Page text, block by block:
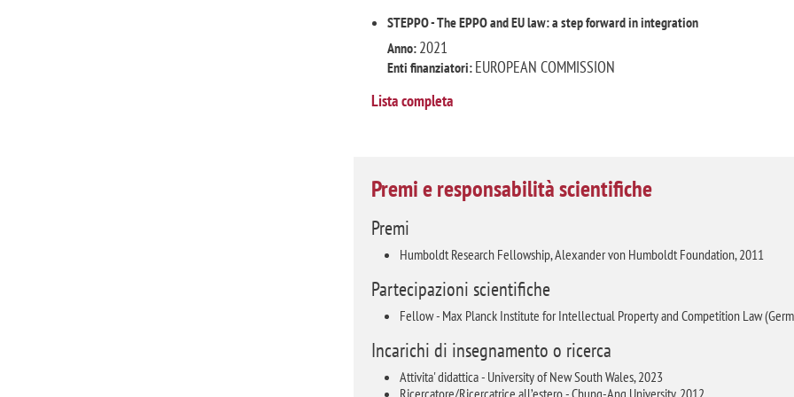
STEPPO - The EPPO and EU law: a step forward in integration
Anno: 2021
Enti finanziatori: EUROPEAN COMMISSION
Lista completa
Premi e responsabilità scientifiche
Premi
Humboldt Research Fellowship, Alexander von Humboldt Foundation, 2011
Partecipazioni scientifiche
Fellow - Max Planck Institute for Intellectual Property and Competition Law
Incarichi di insegnamento o ricerca
Attivita' didattica - University of New South Wales, 2023